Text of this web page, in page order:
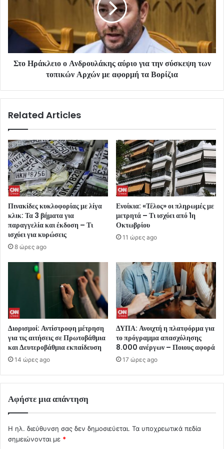
Στο Ηράκλειο ο Ανδρουλάκης αύριο για την σύσκεψη των
τοπικών Αρχών με αφορμή τα Βορίζια
Related Articles
Πινακίδες κυκλοφορίας με λίγα
κλικ: Τα 3 βήματα για
παραγγελία και έκδοση – Τι
ισχύει για κυρώσεις
8 ώρες ago
Ενοίκια: «Τέλος» οι πληρωμές με
μετρητά – Τι ισχύει από 1η
Οκτωβρίου
11 ώρες ago
Διορισμοί: Αντίστροφη μέτρηση
για τις αιτήσεις σε Πρωτοβάθμια
και Δευτεροβάθμια εκπαίδευση
14 ώρες ago
ΔΥΠΑ: Ανοιχτή η πλατφόρμα για
το πρόγραμμα απασχόλησης
8.000 ανέργων – Ποιους αφορά
17 ώρες ago
Αφήστε μια απάντηση
Η ηλ. διεύθυνση σας δεν δημοσιεύεται. Τα υποχρεωτικά πεδία
σημειώνονται με *